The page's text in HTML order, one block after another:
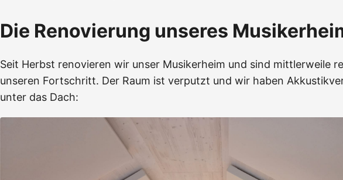
Die Renovierung unseres
Seit Herbst renovieren wir unser Musikerheim und sind mittlerweile
unseren Fortschritt. Der Raum ist verputzt und wir haben
unter das Dach: